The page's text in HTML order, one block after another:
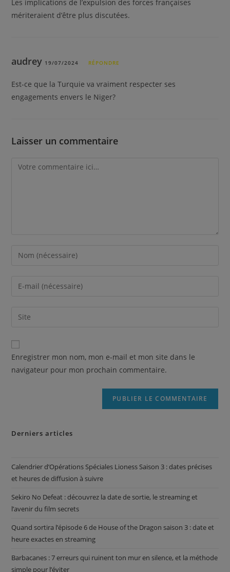
Les implications de l’expulsion des forces françaises
mériteraient d’être plus discutées.
audrey 19/07/2024 RÉPONDRE
Est-ce que la Turquie va vraiment respecter ses
engagements envers le Niger?
Laisser un commentaire
Enregistrer mon nom, mon e-mail et mon site dans le
navigateur pour mon prochain commentaire.
Derniers articles
Calendrier d’Opérations Spéciales Lioness Saison 3 : dates précises
et heures de diffusion à suivre
Sekiro No Defeat : découvrez la date de sortie, le streaming et
l’avenir du film secrets
Quand sortira l’épisode 6 de House of the Dragon saison 3 : date et
heure exactes en streaming
Barbacanes : 7 erreurs qui ruinent ton mur en silence, et la méthode
simple pour l’éviter